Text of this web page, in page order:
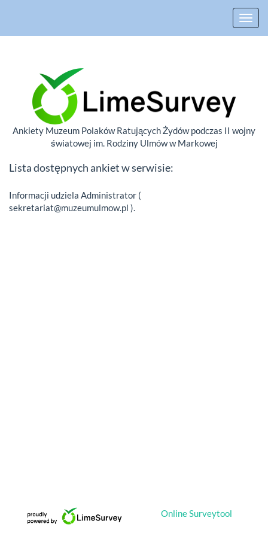
Ankiety Muzeum Polaków Ratujących Żydów podczas II wojny
światowej im. Rodziny Ulmów w Markowej
Lista dostępnych ankiet w serwisie:
Informacji udziela Administrator (
sekretariat@muzeumulmow.pl ).
Online Surveytool